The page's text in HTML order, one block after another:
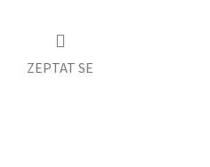
ZEPTAT SE